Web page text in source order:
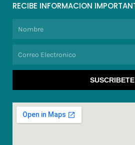
RECIBE INFORMACION
SUSCRIBETE